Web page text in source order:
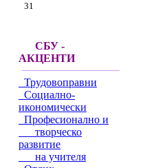
31
СБУ -
АКЦЕНТИ
Трудовоправни
Социално-
икономически
Професионално и
творческо
развитие
на учителя